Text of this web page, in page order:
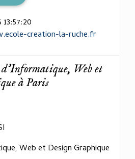
creation-la-ruche.fr
Web et
à Paris
Web et Design Graphique